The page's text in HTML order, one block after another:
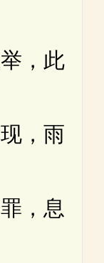
此
雨
息